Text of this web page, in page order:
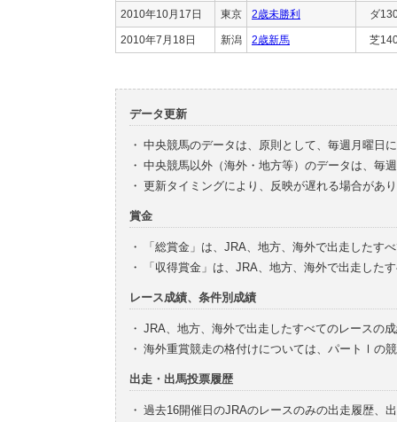
2010年10月17日 東京 2歳未勝利 ダ
2010年7月18日 新潟 2歳新馬 芝
データ更新
・ 中央競馬のデータは、原則として、毎週月曜日
・ 中央競馬以外（海外・地方等）のデータは、毎
・ 更新タイミングにより、反映が遅れる場合があ
賞金
・
「総賞金」は、JRA、地方、海外で出走したす
・
「収得賞金」は、JRA、地方、海外で出走した
レース成績、条件別成績
・ JRA、地方、海外で出走したすべてのレースの
・ 海外重賞競走の格付けについては、パートⅠの
出走・出馬投票履歴
・ 過去16開催日のJRAのレースのみの出走履歴、